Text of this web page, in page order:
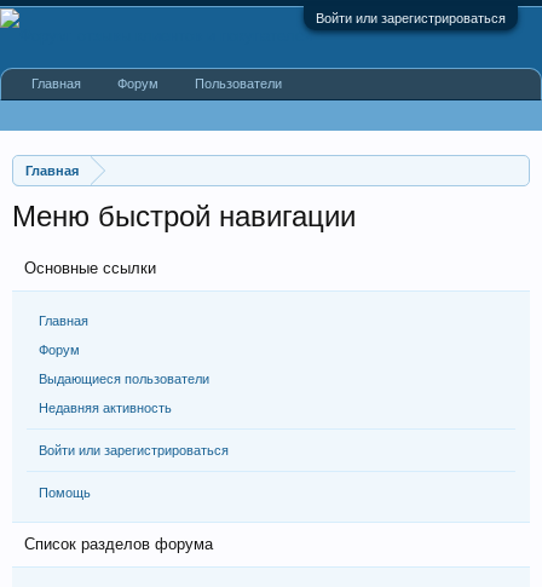
Войти или зарегистрироваться
Главная
Меню быстрой навигации
Основные ссылки
Главная
Форум
Выдающиеся пользователи
Недавняя активность
Войти или зарегистрироваться
Помощь
Список разделов форума
Главная Форум Пользователи